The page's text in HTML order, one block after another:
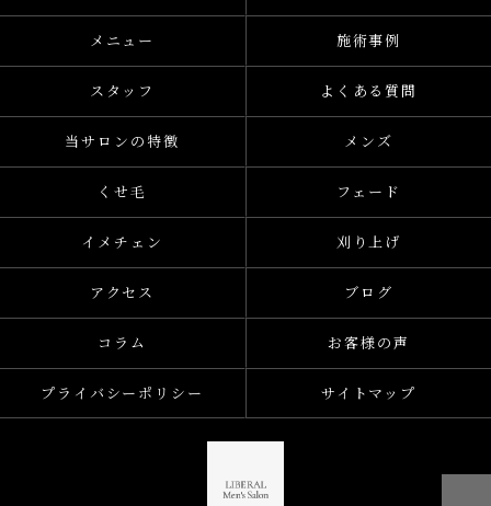
メニュー 施術事例
スタッフ よくある質問
当サロンの特徴 メンズ
くせ毛 フェード
イメチェン 刈り上げ
アクセス ブログ
コラム お客様の声
プライバシーポリシー サイトマップ